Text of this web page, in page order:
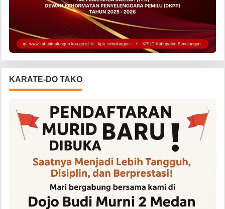
KARATE-DO TAKO